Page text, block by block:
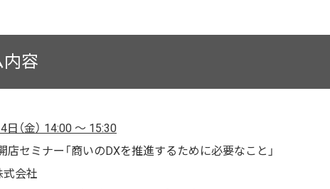
内容
日（金） 14:00 ～ 15:30
セミナー「商いのDXを推進するために必要なこと」
式会社